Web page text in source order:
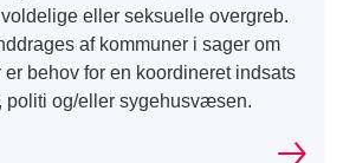
eller seksuelle overgreb.
af kommuner i sager om
behov for en koordineret indsats
politi og/eller sygehusvæsen.